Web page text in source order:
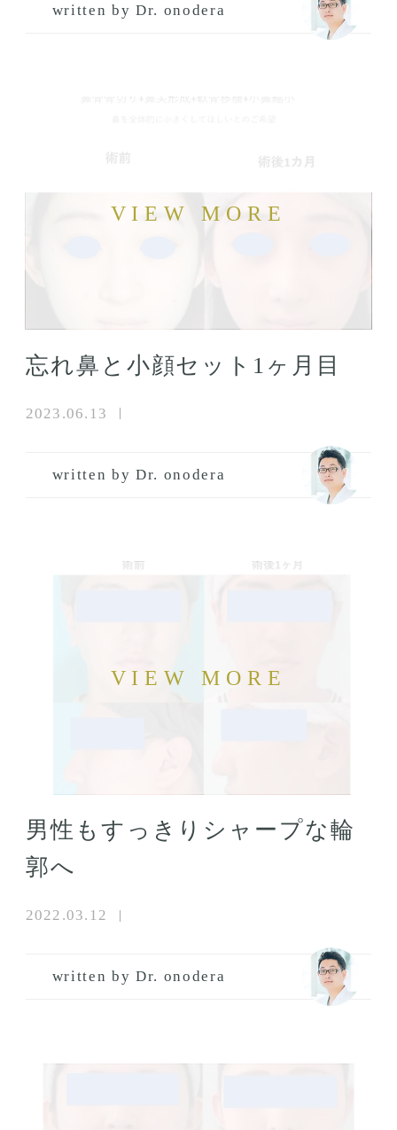
written by Dr. onodera
忘れ鼻と小顔セット1ヶ月目
2023.06.13
written by Dr. onodera
男性もすっきりシャープな輪
郭へ
2022.03.12
written by Dr. onodera